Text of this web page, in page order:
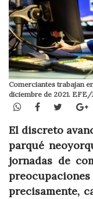
Comerciantes trabajan
diciembre de 2021. EFE/
WhatsApp
Facebook
Twitter
El discreto
parqué
jornadas de
precisamente,